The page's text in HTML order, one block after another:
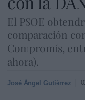
El PSOE
comparación
Compromís,
ahora).
José Ángel Gutiérrez